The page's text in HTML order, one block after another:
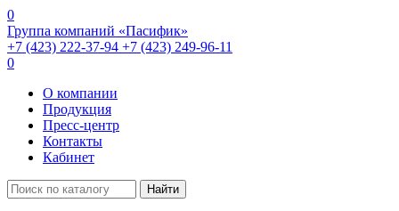
0
Группа компаний «Пасифик»
+7 (423) 222-37-94 +7 (423) 249-96-11
0
О компании
Продукция
Пресс-центр
Контакты
Кабинет
Найти